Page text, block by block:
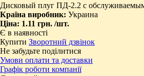
Дисковый плуг ПД-2.2 с
Країна виробник: Украина
Ціна: 1.11 грн. /шт.
Є в наявності
Купити Зворотний дзвінок
Не забудьте поділитися
Умови оплати та доставки
Графік роботи компанії